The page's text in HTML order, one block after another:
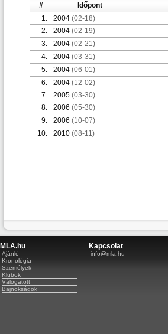
# Időpont
1.
2004 (02-18)
2.
2004 (02-19)
3.
2004 (02-21)
4.
2004 (03-31)
5.
2004 (06-01)
6.
2004 (12-02)
7.
2005 (03-30)
8.
2006 (05-30)
9.
2006 (10-07)
10.
2010 (08-11)
MLA.hu
Ajánló
Kronológia
Személyek
Klubok
Válogatott
Bajnokságok
Kapcsolat
info@mla.hu